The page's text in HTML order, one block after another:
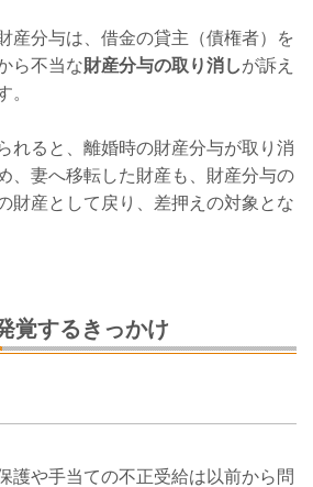
産分与は、借金の貸主（債権者）を
ら不当な財産分与の取り消しが訴え
。
れると、離婚時の財産分与が取り消
、妻へ移転した財産も、財産分与の
財産として戻り、差押えの対象とな
覚するきっかけ
護や手当ての不正受給は以前から問